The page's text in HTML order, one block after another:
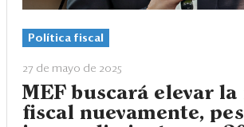
Política fiscal
27 de mayo de 2025
MEF buscará elevar la
fiscal nuevamente,